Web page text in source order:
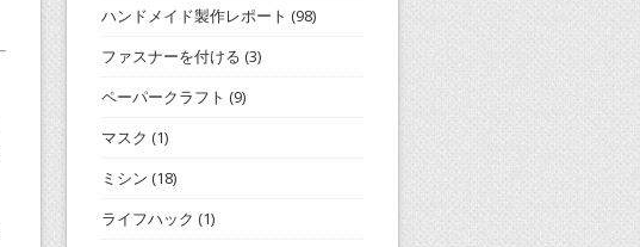
ハンドメイド製作レポート (98)
ファスナーを付ける (3)
ペーパークラフト (9)
マスク (1)
ミシン (18)
ライフハック (1)